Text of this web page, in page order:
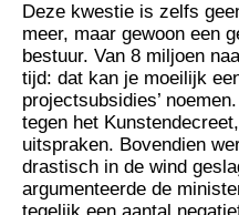
Deze kwestie is zelfs
meer, maar gewoon een
bestuur. Van 8 miljoen
tijd: dat kan je moeilijk
projectsubsidies’
tegen het
uitspraken. Bovendien
drastisch in de wind
argumenteerde de